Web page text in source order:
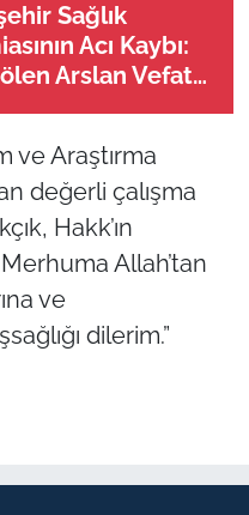
Sağlık
Acı Kaybı:
Arslan Vefat
ve Araştırma
değerli çalışma
Hakk’ın
Allah’tan
ve
dilerim.”